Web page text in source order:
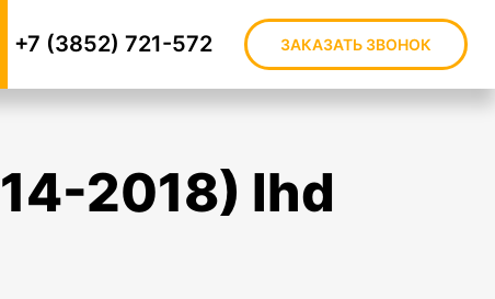
+7 (3852) 721-572 ЗАКАЗАТЬ ЗВОНОК